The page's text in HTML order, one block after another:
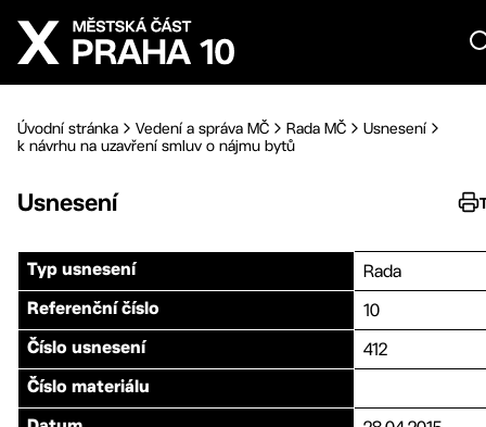
Přejít na hlavní obsah
Úvodní stránka Vedení a správa MČ Rada MČ
Usnesení
k návrhu na uzavření smluv o nájmu bytů
Usnesení
Typ usnesení Rada
Referenční číslo 10
Číslo usnesení 412
Číslo materiálu